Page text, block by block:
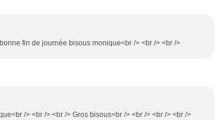
fin de journée bisous monique<br /> <br /> <br />
/> <br /> <br /> Gros bisous<br /> <br /> <br /> <br />